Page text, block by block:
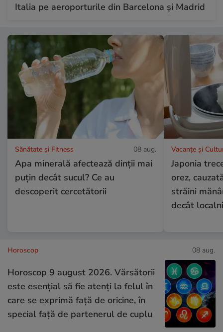
Italia pe aeroporturile din Barcelona și Madrid
Sănătate și Fitness 08 aug.
Apa minerală afectează dinții mai
puțin decât sucul? Ce au
descoperit cercetătorii
Vacanțe și
Japonia
orez,
străini
decât
Horoscop 08 aug.
Horoscop 9 august 2026. Vărsătorii
este esențial să fie atenți la felul în
care se exprimă față de oricine, în
special față de partenerul de cuplu